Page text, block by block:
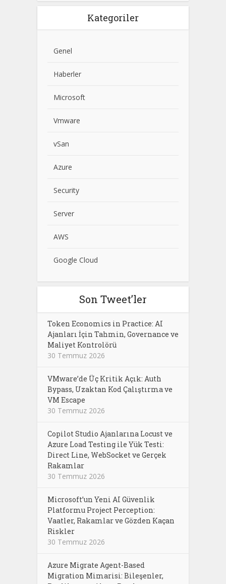
Kategoriler
Genel
Haberler
Microsoft
Vmware
vSan
Azure
Security
Server
AWS
Google Cloud
Son Tweet’ler
Token Economics in Practice: AI
Ajanları İçin Tahmin, Governance ve
Maliyet Kontrolörü
30 Temmuz 2026
VMware’de Üç Kritik Açık: Auth
Bypass, Uzaktan Kod Çalıştırma ve
VM Escape
30 Temmuz 2026
Copilot Studio Ajanlarına Locust ve
Azure Load Testing ile Yük Testi:
Direct Line, WebSocket ve Gerçek
Rakamlar
30 Temmuz 2026
Microsoft’un Yeni AI Güvenlik
Platformu Project Perception:
Vaatler, Rakamlar ve Gözden Kaçan
Riskler
30 Temmuz 2026
Azure Migrate Agent-Based
Migration Mimarisi: Bileşenler,